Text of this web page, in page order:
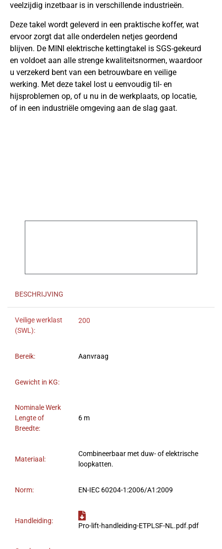
veelzijdig inzetbaar is in verschillende industrieën.
Deze takel wordt geleverd in een praktische koffer, wat
ervoor zorgt dat alle onderdelen netjes geordend
blijven. De MINI elektrische kettingtakel is SGS-gekeurd
en voldoet aan alle strenge kwaliteitsnormen, waardoor
u verzekerd bent van een betrouwbare en veilige
werking. Met deze takel lost u eenvoudig til- en
hijsproblemen op, of u nu in de werkplaats, op locatie,
of in een industriële omgeving aan de slag gaat.
BESCHRIJVING
Veilige werklast
(SWL):
200
Bereik: Aanvraag
Gewicht in KG:
Nominale Werk
Lengte of
Breedte:
6 m
Materiaal:
Combineerbaar met duw- of elektrische
loopkatten.
Norm: EN-IEC 60204-1:2006/A1:2009
Handleiding:
Pro-lift-handleiding-ETPLSF-NL.pdf.pdf